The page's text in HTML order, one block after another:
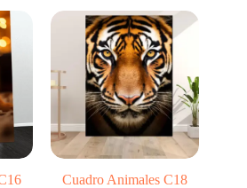
se
pueden
elegir
en
la
página
de
producto
Cuadro Animales C18